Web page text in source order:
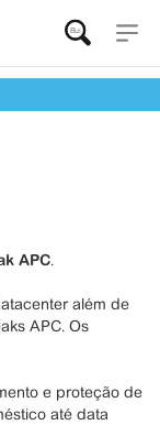
Buscar...
APC.
além de
APC. Os
e proteção de
até data